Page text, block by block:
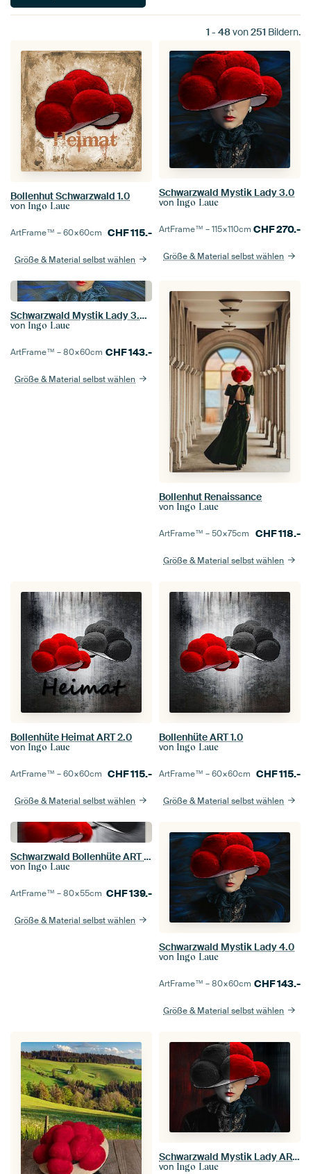
1 - 48von251 Bildern.
Bollenhut Schwarzwald 1.0
von Ingo Laue
ArtFrame™ –60×60cm CHF115.-
Größe & Material selbst wählen
Schwarzwald Mystik Lady 3.0
von Ingo Laue
ArtFrame™ –115×110cm CHF270.-
Größe & Material selbst wählen
Schwarzwald Mystik Lady 3.0 ART
von Ingo Laue
ArtFrame™ –80×60cm CHF143.-
Größe & Material selbst wählen
Bollenhut Renaissance
von Ingo Laue
ArtFrame™ –50×75cm CHF118.-
Größe & Material selbst wählen
Bollenhüte Heimat ART 2.0
von Ingo Laue
ArtFrame™ –60×60cm CHF115.-
Größe & Material selbst wählen
Bollenhüte ART 1.0
von Ingo Laue
ArtFrame™ –60×60cm CHF115.-
Größe & Material selbst wählen
Schwarzwald Bollenhüte ART 6.0
von Ingo Laue
ArtFrame™ –80×55cm CHF139.-
Größe & Material selbst wählen
Schwarzwald Mystik Lady 4.0
von Ingo Laue
ArtFrame™ –80×60cm CHF143.-
Größe & Material selbst wählen
Schwarzwald Mystik Lady ART Rot-Schwarz
von Ingo Laue